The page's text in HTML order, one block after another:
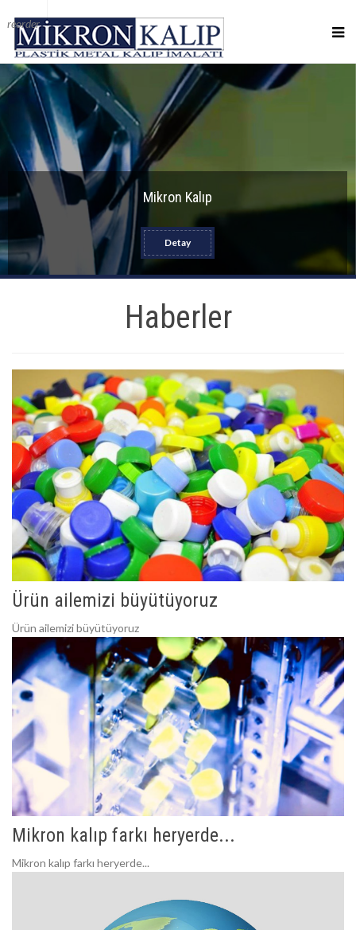
reorder
Mikron Kalıp
Detay
Haberler
Ürün ailemizi büyütüyoruz
Ürün ailemizi büyütüyoruz
Mikron kalıp farkı heryerde...
Mikron kalıp farkı heryerde...